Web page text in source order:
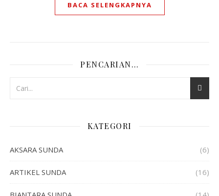
BACA SELENGKAPNYA
PENCARIAN…
KATEGORI
AKSARA SUNDA (6)
ARTIKEL SUNDA (16)